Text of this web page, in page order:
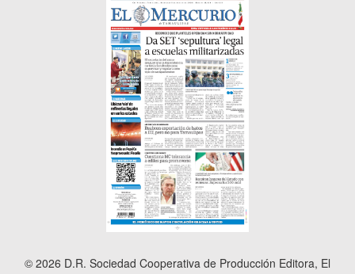
© 2026 D.R. Sociedad Cooperativa de Producción Editora, El